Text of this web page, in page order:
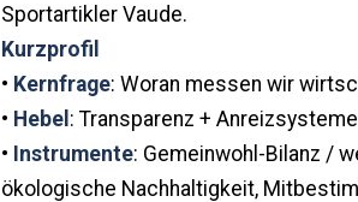
Sportartikler Vaude.
Kurzprofil
• Kernfrage: Woran messen wir
• Hebel : Transparenz + Anreizsysteme
• Instrumente: Gemeinwohl-Bilanz /
ökologische Nachhaltigkeit,